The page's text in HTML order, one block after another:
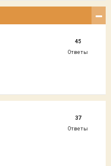
45
Ответы
37
Ответы